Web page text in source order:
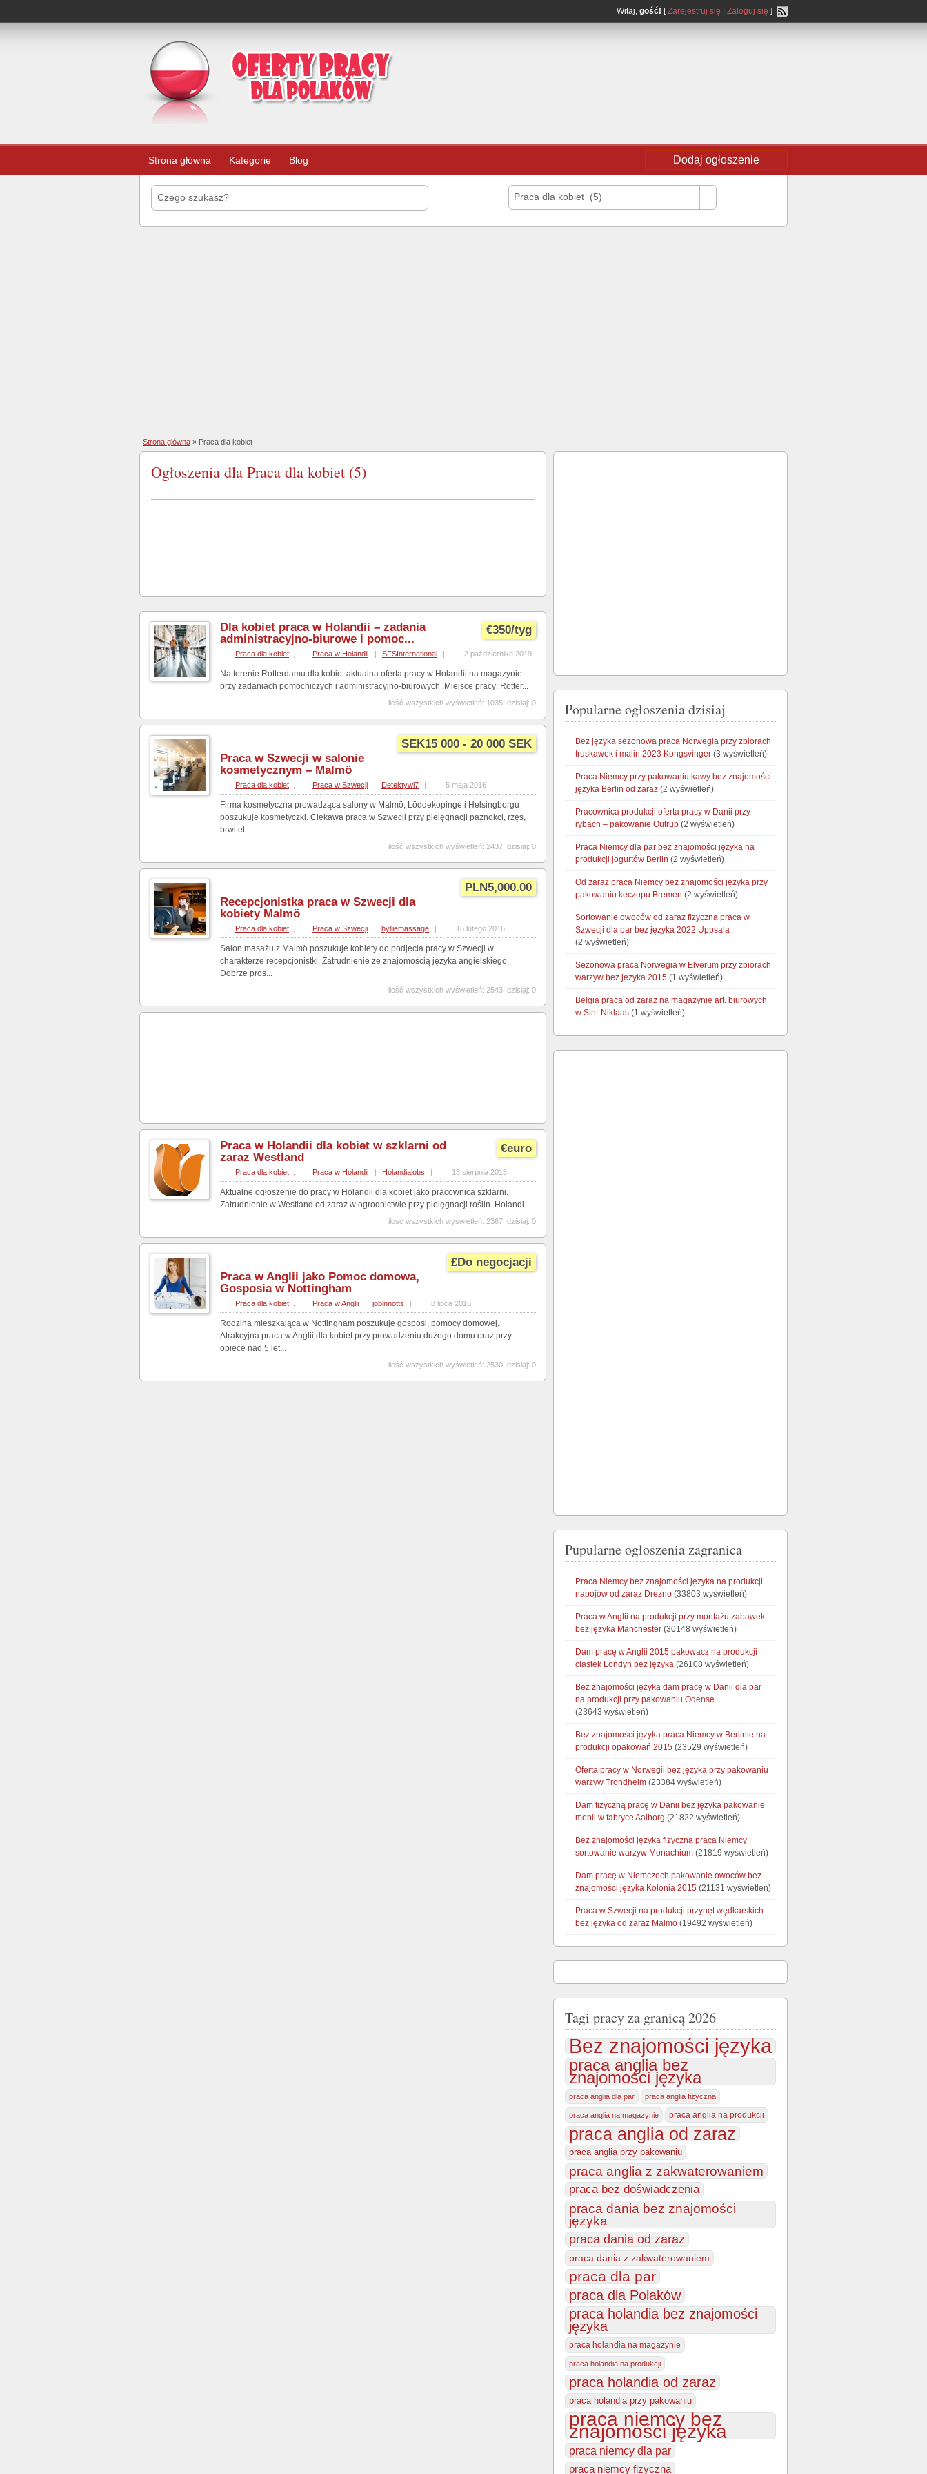
Witaj, gość! [Zarejestruj się Zaloguj się ]
Strona główna Kategorie Blog Dodaj ogłoszenie
Praca dla kobiet (5)
Strona główna » Praca dla kobiet
Ogłoszenia dla Praca dla kobiet (5)
€350/tyg
Dla kobiet praca w Holandii – zadania
administracyjno-biurowe i pomoc...
Praca dla kobiet Praca w Holandii | SFSInternational | 2 października 2019
Na terenie Rotterdamu dla kobiet aktualna oferta pracy w Holandii na magazynie
przy zadaniach pomocniczych i administracyjno-biurowych. Miejsce pracy: Rotter...
ilość wszystkich wyświetleń: 1035, dzisiaj: 0
SEK15 000 - 20 000 SEK
Praca w Szwecji w salonie
kosmetycznym – Malmö
Praca dla kobiet Praca w Szwecji | Detektywi7 | 5 maja 2016
Firma kosmetyczna prowadząca salony w Malmö, Löddekopinge i Helsingborgu
poszukuje kosmetyczki. Ciekawa praca w Szwecji przy pielęgnacji paznokci, rzęs,
brwi et...
ilość wszystkich wyświetleń: 2437, dzisiaj: 0
PLN5,000.00
Recepcjonistka praca w Szwecji dla
kobiety Malmö
Praca dla kobiet Praca w Szwecji | hylliemassage | 16 lutego 2016
Salon masażu z Malmö poszukuje kobiety do podjęcia pracy w Szwecji w
charakterze recepcjonistki. Zatrudnienie ze znajomością języka angielskiego.
Dobrze pros...
ilość wszystkich wyświetleń: 2543, dzisiaj: 0
€euro
Praca w Holandii dla kobiet w szklarni od
zaraz Westland
Praca dla kobiet Praca w Holandii | Holandiajobs | 18 sierpnia 2015
Aktualne ogłoszenie do pracy w Holandii dla kobiet jako pracownica szklarni.
Zatrudnienie w Westland od zaraz w ogrodnictwie przy pielęgnacji roślin. Holandi...
ilość wszystkich wyświetleń: 2367, dzisiaj: 0
£Do negocjacji
Praca w Anglii jako Pomoc domowa,
Gosposia w Nottingham
Praca dla kobiet Praca w Anglii | jobinnotts | 8 lipca 2015
Rodzina mieszkająca w Nottingham poszukuje gosposi, pomocy domowej.
Atrakcyjna praca w Anglii dla kobiet przy prowadzeniu dużego domu oraz przy
opiece nad 5 let...
ilość wszystkich wyświetleń: 2530, dzisiaj: 0
Popularne ogłoszenia dzisiaj
Bez języka sezonowa praca Norwegia przy zbiorach
truskawek i malin 2023 Kongsvinger (3 wyświetleń)
Praca Niemcy przy pakowaniu kawy bez znajomości
języka Berlin od zaraz (2 wyświetleń)
Pracownica produkcji oferta pracy w Danii przy
rybach – pakowanie Outrup (2 wyświetleń)
Praca Niemcy dla par bez znajomości języka na
produkcji jogurtów Berlin (2 wyświetleń)
Od zaraz praca Niemcy bez znajomości języka przy
pakowaniu keczupu Bremen (2 wyświetleń)
Sortowanie owoców od zaraz fizyczna praca w
Szwecji dla par bez języka 2022 Uppsala
(2 wyświetleń)
Sezonowa praca Norwegia w Elverum przy zbiorach
warzyw bez języka 2015 (1 wyświetleń)
Belgia praca od zaraz na magazynie art. biurowych
w Sint-Niklaas (1 wyświetleń)
Pupularne ogłoszenia zagranica
Praca Niemcy bez znajomości języka na produkcji
napojów od zaraz Drezno (33803 wyświetleń)
Praca w Anglii na produkcji przy montażu zabawek
bez języka Manchester (30148 wyświetleń)
Dam pracę w Anglii 2015 pakowacz na produkcji
ciastek Londyn bez języka (26108 wyświetleń)
Bez znajomości języka dam pracę w Danii dla par
na produkcji przy pakowaniu Odense
(23643 wyświetleń)
Bez znajomości języka praca Niemcy w Berlinie na
produkcji opakowań 2015 (23529 wyświetleń)
Oferta pracy w Norwegii bez języka przy pakowaniu
warzyw Trondheim (23384 wyświetleń)
Dam fizyczną pracę w Danii bez języka pakowanie
mebli w fabryce Aalborg (21822 wyświetleń)
Bez znajomości języka fizyczna praca Niemcy
sortowanie warzyw Monachium (21819 wyświetleń)
Dam pracę w Niemczech pakowanie owoców bez
znajomości języka Kolonia 2015 (21131 wyświetleń)
Praca w Szwecji na produkcji przynęt wędkarskich
bez języka od zaraz Malmö (19492 wyświetleń)
Tagi pracy za granicą 2026
Bez znajomości języka
praca anglia bez
znajomości języka
praca anglia dla par praca anglia fizyczna
praca anglia na magazynie praca anglia na produkcji
praca anglia od zaraz
praca anglia przy pakowaniu
praca anglia z zakwaterowaniem
praca bez doświadczenia
praca dania bez znajomości
języka
praca dania od zaraz
praca dania z zakwaterowaniem
praca dla par
praca dla Polaków
praca holandia bez znajomości
języka
praca holandia na magazynie
praca holandia na produkcji
praca holandia od zaraz
praca holandia przy pakowaniu
praca niemcy bez
znajomości języka
praca niemcy dla par
praca niemcy fizyczna